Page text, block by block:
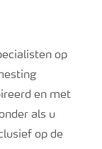
op
en met
als u
op de